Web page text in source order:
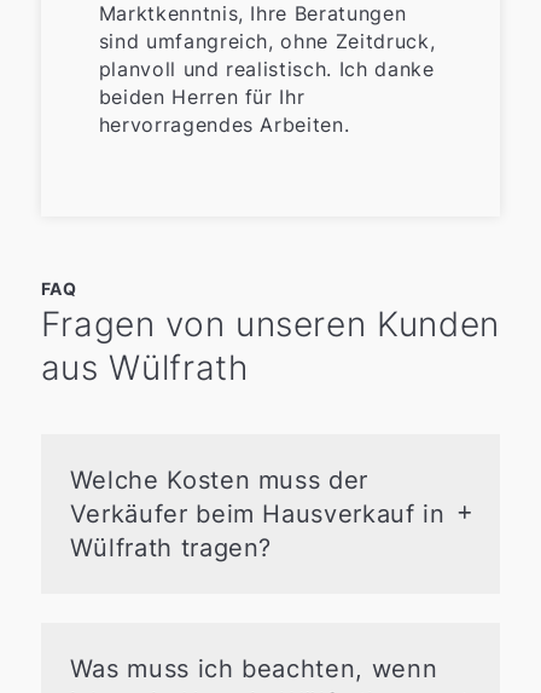
Marktkenntnis, Ihre Beratungen
sind umfangreich, ohne Zeitdruck,
planvoll und realistisch. Ich danke
beiden Herren für Ihr
hervorragendes Arbeiten.
FAQ
Fragen von unseren Kunden
aus Wülfrath
Welche Kosten muss der
Verkäufer beim Hausverkauf in
Wülfrath tragen?
Notarkostenfür die Löschung im
Was muss ich beachten, wenn